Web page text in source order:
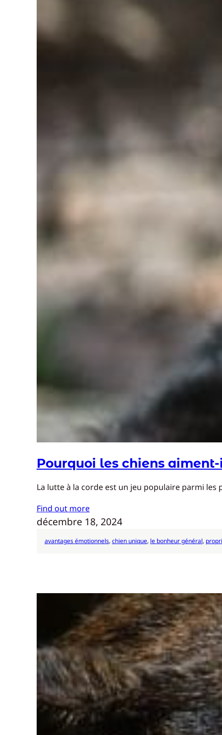
Pourquoi les chiens
La lutte à la corde est un jeu populaire parmi les
Find out more
décembre 18, 2024
avantages émotionnels, chien unique, le bonheur général,